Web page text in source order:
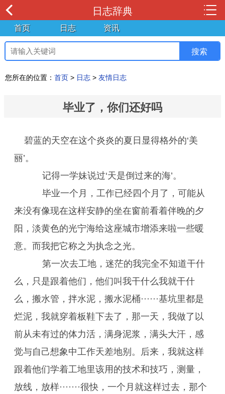
日志辞典
首页 日志 资讯
您所在的位置： 首页 > 日志 > 友情日志
毕业了，你们还好吗
碧蓝的天空在这个炎炎的夏日显得格外的‘美
丽’。
记得一学妹说过‘天是倒过来的海’。
毕业一个月，工作已经四个月了，可能从
来没有像现在这样安静的坐在窗前看着伴晚的夕
阳，淡黄色的光宁海给这座城市增添来啦一些暖
意。而我把它称之为执念之光。
第一次去工地，迷茫的我完全不知道干什
么，只是跟着他们，他们叫我干什么我就干什
么，搬水管，拌水泥，搬水泥桶······基坑里都是
烂泥，我就穿着板鞋下去了，那一天，我做了以
前从未有过的体力活，满身泥浆，满头大汗，感
觉与自己想象中工作天差地别。后来，我就这样
跟着他们学着工地里该用的技术和技巧，测量，
放线，放样·······很快，一个月就这样过去，那个